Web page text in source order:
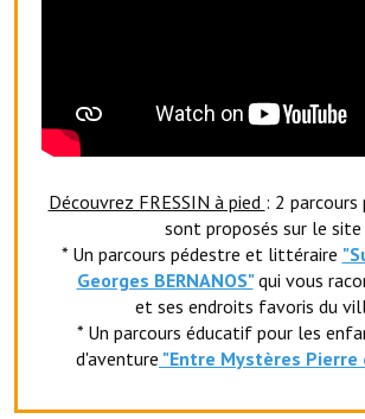
Services publics intercommunaux
Affaires scolaires, CCAS
Eaux, assainissement
France services
France Renov
Déchets ménagers, tri sélectif, encombrants
Découvrez FRESSIN à pied : 2 parcours
sont proposés sur le site
* Un parcours pédestre et littéraire
Georges BERNANOS" qui vous
et ses endroits favoris du
* Un parcours éducatif pour les
d'aventure "Entre Mystères Pierre